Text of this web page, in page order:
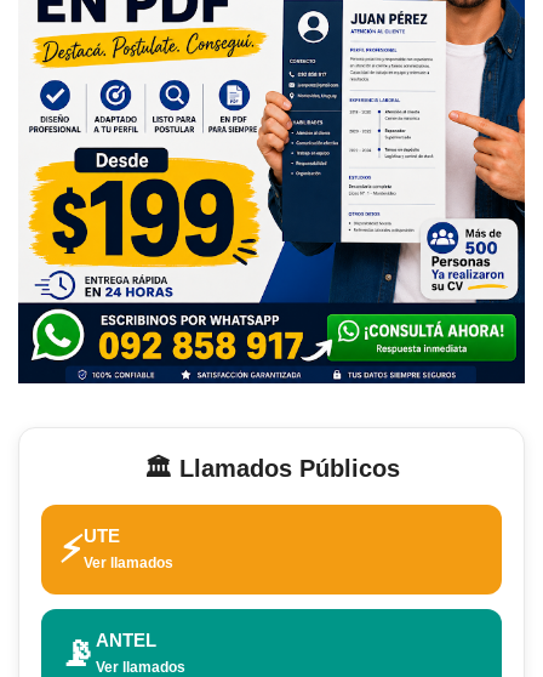
🏛️ Llamados Públicos
⚡UTE
Ver llamados
📡 ANTEL
Ver llamados